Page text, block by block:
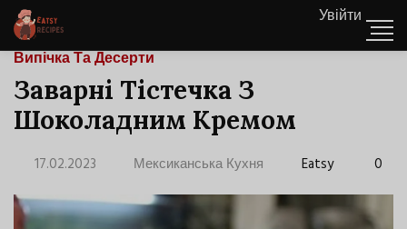
Увійти
Випічка Та Десерти
Заварні Тістечка З
Шоколадним Кремом
17.02.2023 Мексиканська Кухня Eatsy 0